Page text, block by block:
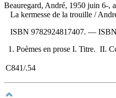
Beauregard, André, 1950 juin 6-,
La kermesse de la trouille /
ISBN 9782924817407. — ISBN
1. Poèmes en prose I. Titre. II.
C841/.54